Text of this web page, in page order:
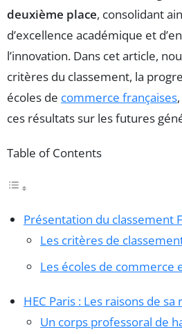
deuxième place, consolidant
d’excellence académique et
l’innovation. Dans cet article,
critères du classement, la
écoles de commerce françaises
ces résultats sur les futures
Table of Contents
Présentation du classement
Les critères de
Les écoles de commerce
HEC Paris : Les raisons de sa
Un corps professoral de